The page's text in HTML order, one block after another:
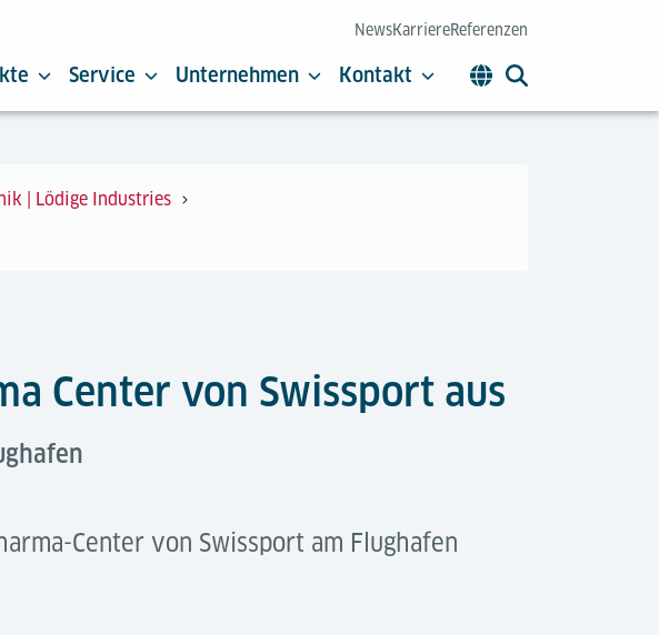
NewsKarriereReferenzen
Service Unternehmen Kontakt
| Lödige Industries
Center von Swissport aus
Center von Swissport am Flughafen